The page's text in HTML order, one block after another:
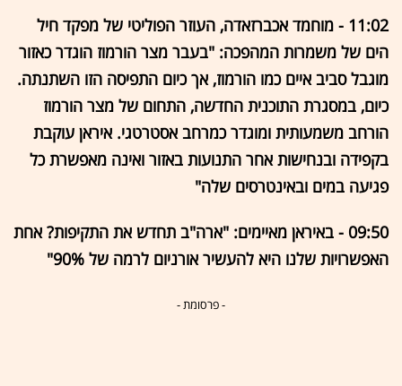
11:02 - מוחמד אכברזאדה, העוזר הפוליטי של מפקד חיל
הים של משמרות המהפכה: "בעבר מצר הורמוז הוגדר כאזור
מוגבל סביב איים כמו הורמוז, אך כיום התפיסה הזו השתנתה.
כיום, במסגרת התוכנית החדשה, התחום של מצר הורמוז
הורחב משמעותית ומוגדר כמרחב אסטרטגי. איראן עוקבת
בקפידה ובנחישות אחר התנועות באזור ואינה מאפשרת כל
פגיעה במים ובאינטרסים שלה"
09:50 -
באיראן מאיימים: "ארה"ב תחדש את התקיפות? אחת
האפשרויות שלנו היא להעשיר אורניום לרמה של 90%"
- פרסומת -